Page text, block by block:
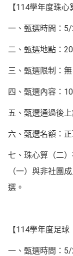
【114學年度珠心
一、甄選時間：
二、甄選地點：
三、甄選限制：無
四、甄選內容：
五、甄選通過後
六、甄選名額：
七、珠心算（二
（一）與非社團
選。
【114學年度足球
一、甄選時間：